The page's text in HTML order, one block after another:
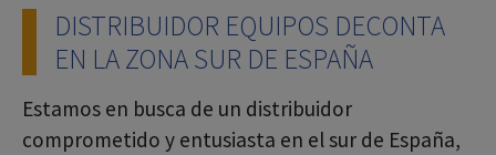
DISTRIBUIDOR EQUIPOS DECONTA
EN LA ZONA SUR DE ESPAÑA
Estamos en busca de un distribuidor
comprometido y entusiasta en el sur de España,